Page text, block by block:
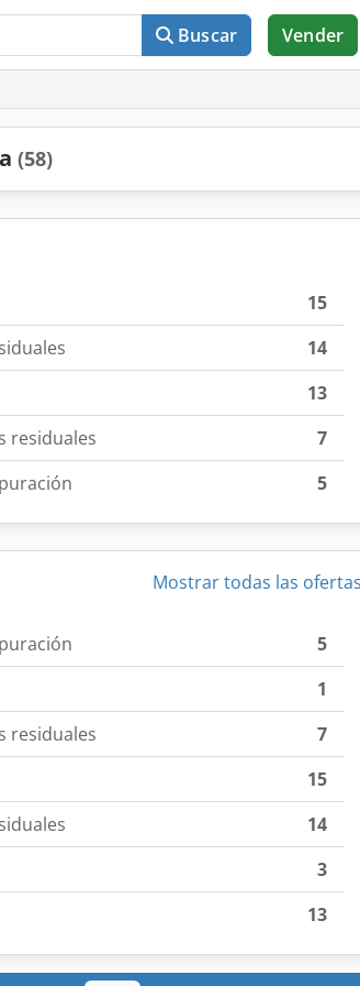
Buscar Vender
(58)
15
14
13
residuales
7
5
Mostrar todas las
5
1
residuales
7
15
14
3
13